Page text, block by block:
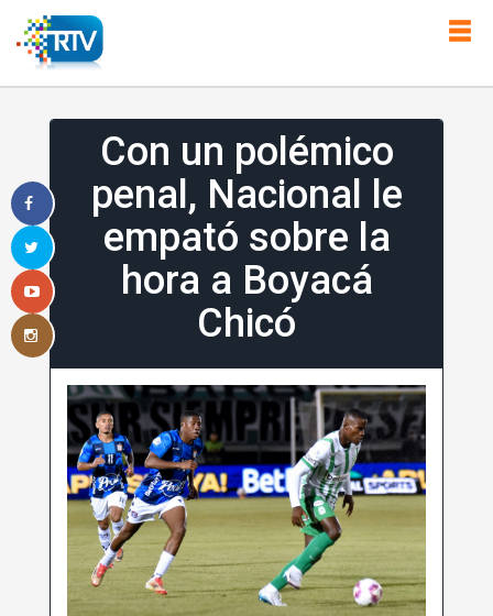
Con un polémico
penal, Nacional le
empató sobre la
hora a Boyacá
Chicó